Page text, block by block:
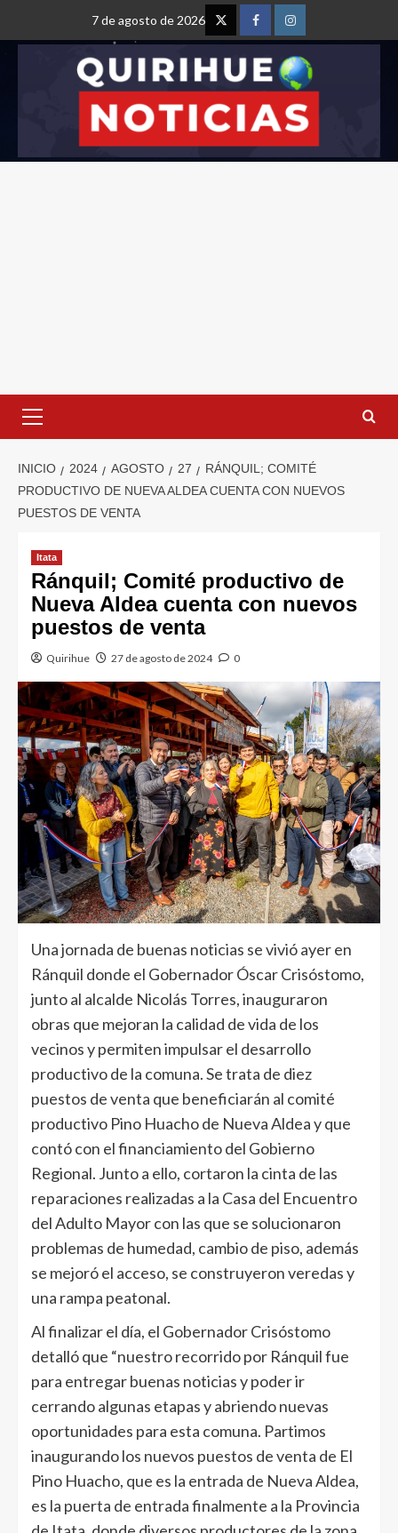
7 de agosto de 2026
INICIO 2024 AGOSTO 27
RÁNQUIL; COMITÉ
PRODUCTIVO DE NUEVA ALDEA CUENTA CON NUEVOS
PUESTOS DE VENTA
Itata
Ránquil; Comité productivo de
Nueva Aldea cuenta con nuevos
puestos de venta
Quirihue 27 de agosto de 2024 0
Una jornada de buenas noticias se vivió ayer en
Ránquil donde el Gobernador Óscar Crisóstomo,
junto al alcalde Nicolás Torres, inauguraron
obras que mejoran la calidad de vida de los
vecinos y permiten impulsar el desarrollo
productivo de la comuna. Se trata de diez
puestos de venta que beneficiarán al comité
productivo Pino Huacho de Nueva Aldea y que
contó con el financiamiento del Gobierno
Regional. Junto a ello, cortaron la cinta de las
reparaciones realizadas a la Casa del Encuentro
del Adulto Mayor con las que se solucionaron
problemas de humedad, cambio de piso, además
se mejoró el acceso, se construyeron veredas y
una rampa peatonal.
Al finalizar el día, el Gobernador Crisóstomo
detalló que “nuestro recorrido por Ránquil fue
para entregar buenas noticias y poder ir
cerrando algunas etapas y abriendo nuevas
oportunidades para esta comuna. Partimos
inaugurando los nuevos puestos de venta de El
Pino Huacho, que es la entrada de Nueva Aldea,
es la puerta de entrada finalmente a la Provincia